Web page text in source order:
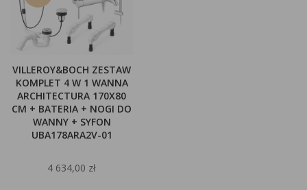
VILLEROY&BOCH ZESTAW
KOMPLET 4 W 1 WANNA
ARCHITECTURA 170X80
CM + BATERIA + NOGI DO
WANNY + SYFON
UBA178ARA2V-01
4 634,00 zł